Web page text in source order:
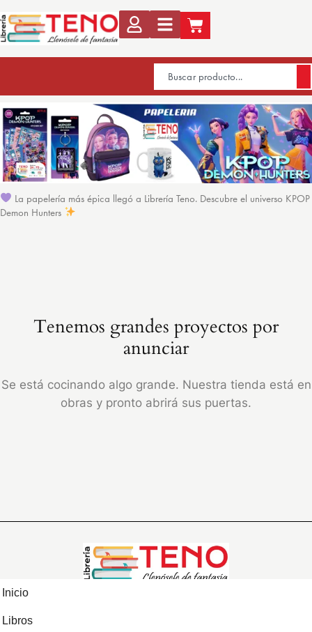
La papelería más épica llegó a Librería Teno. Descubre el universo KPOP
Demon Hunters
Tenemos grandes proyectos por
anunciar
Se está cocinando algo grande. Nuestra tienda está en
obras y pronto abrirá sus puertas.
Inicio
Libros